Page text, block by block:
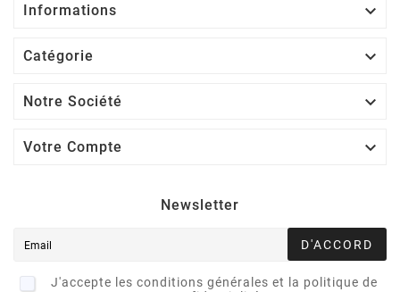
Informations 
Catégorie 
Notre Société 
Votre Compte 
Newsletter
D'ACCORD
J'accepte les conditions générales et la politique de